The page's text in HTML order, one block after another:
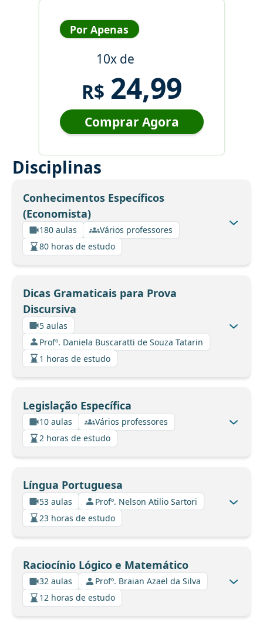
Por Apenas
10x de
R$ 24,99
Comprar Agora
Disciplinas
Conhecimentos Específicos
(Economista)
180 aulas
Vários professores
80 horas de estudo
Dicas Gramaticais para Prova
Discursiva
5 aulas
Profº. Daniela Buscaratti de Souza Tatarin
1 horas de estudo
Legislação Específica
10 aulas
Vários professores
2 horas de estudo
Língua Portuguesa
53 aulas
Profº. Nelson Atilio Sartori
23 horas de estudo
Raciocínio Lógico e Matemático
32 aulas
Profº. Braian Azael da Silva
12 horas de estudo